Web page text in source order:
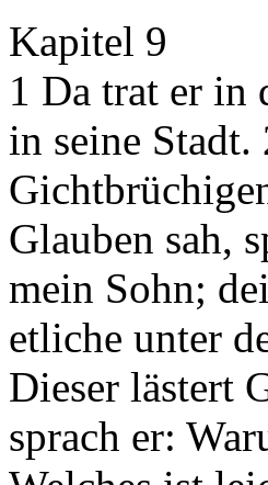
Kapitel 9
1 Da trat er in
in seine Stadt.
Glauben sah,
mein Sohn;
etliche unter
Dieser lästert
sprach er: